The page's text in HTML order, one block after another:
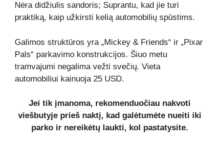
Nėra didžiulis sandoris; Suprantu, kad jie turi
praktiką, kaip užkirsti kelią automobilių spūstims.
Galimos struktūros yra „Mickey & Friends“ ir „Pixar
Pals“ parkavimo konstrukcijos. Šiuo metu
tramvajumi negalima vežti svečių. Vieta
automobiliui kainuoja 25 USD.
Jei tik įmanoma, rekomenduočiau nakvoti
viešbutyje prieš naktį, kad galėtumėte nueiti iki
parko ir nereikėtų laukti, kol pastatysite.